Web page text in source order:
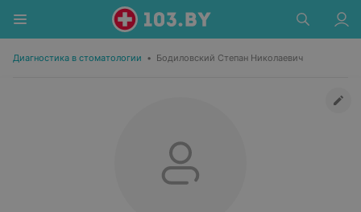
Диагностика в стоматологии • Бодиловский Степан Николаевич